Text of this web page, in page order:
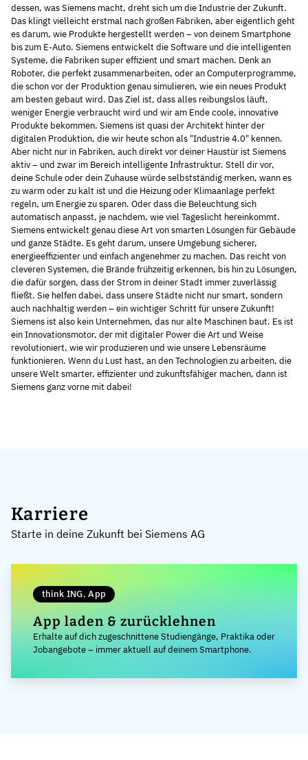
dessen, was Siemens macht, dreht sich um die Industrie der Zukunft.
Das klingt vielleicht erstmal nach großen Fabriken, aber eigentlich geht
es darum, wie Produkte hergestellt werden – von deinem Smartphone
bis zum E-Auto. Siemens entwickelt die Software und die intelligenten
Systeme, die Fabriken super effizient und smart machen. Denk an
Roboter, die perfekt zusammenarbeiten, oder an Computerprogramme,
die schon vor der Produktion genau simulieren, wie ein neues Produkt
am besten gebaut wird. Das Ziel ist, dass alles reibungslos läuft,
weniger Energie verbraucht wird und wir am Ende coole, innovative
Produkte bekommen. Siemens ist quasi der Architekt hinter der
digitalen Produktion, die wir heute schon als "Industrie 4.0" kennen.
Aber nicht nur in Fabriken, auch direkt vor deiner Haustür ist Siemens
aktiv – und zwar im Bereich intelligente Infrastruktur. Stell dir vor,
deine Schule oder dein Zuhause würde selbstständig merken, wann es
zu warm oder zu kalt ist und die Heizung oder Klimaanlage perfekt
regeln, um Energie zu sparen. Oder dass die Beleuchtung sich
automatisch anpasst, je nachdem, wie viel Tageslicht hereinkommt.
Siemens entwickelt genau diese Art von smarten Lösungen für Gebäude
und ganze Städte. Es geht darum, unsere Umgebung sicherer,
energieeffizienter und einfach angenehmer zu machen. Das reicht von
cleveren Systemen, die Brände frühzeitig erkennen, bis hin zu Lösungen,
die dafür sorgen, dass der Strom in deiner Stadt immer zuverlässig
fließt. Sie helfen dabei, dass unsere Städte nicht nur smart, sondern
auch nachhaltig werden – ein wichtiger Schritt für unsere Zukunft!
Siemens ist also kein Unternehmen, das nur alte Maschinen baut. Es ist
ein Innovationsmotor, der mit digitaler Power die Art und Weise
revolutioniert, wie wir produzieren und wie unsere Lebensräume
funktionieren. Wenn du Lust hast, an den Technologien zu arbeiten, die
unsere Welt smarter, effizienter und zukunftsfähiger machen, dann ist
Siemens ganz vorne mit dabei!
Karriere
Starte in deine Zukunft bei Siemens AG
think ING. App
App laden & zurücklehnen
Erhalte auf dich zugeschnittene Studiengänge, Praktika oder
Jobangebote – immer aktuell auf deinem Smartphone.